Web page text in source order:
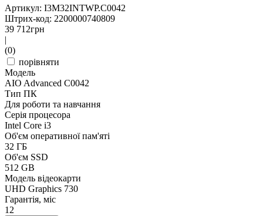
Артикул: I3M32INTWP.C0042
Штрих-код: 2200000740809
39 712грн
|
(0)
порівняти
Модель
AIO Advanced C0042
Тип ПК
Для роботи та навчання
Серія процесора
Intel Core i3
Об'єм оперативної пам'яті
32 ГБ
Об'єм SSD
512 GB
Модель відеокарти
UHD Graphics 730
Гарантія, міс
12